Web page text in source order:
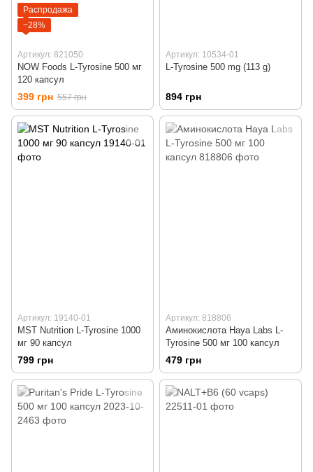
Распродажа
−28%
Артикул: 821050
NOW Foods L-Tyrosine 500 мг
120 капсул
399 грн 557 грн
Артикул: 10534-01
L-Tyrosine 500 mg (113 g)
894 грн
Артикул: 19140-01
MST Nutrition L-Tyrosine 1000
мг 90 капсул
799 грн
Артикул: 818806
Аминокислота Haya Labs L-
Tyrosine 500 мг 100 капсул
479 грн